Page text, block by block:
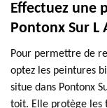
Effectuez une
Pontonx Sur L
Pour permettre de
optez les peintures
situe dans Pontonx
toit. Elle protège les